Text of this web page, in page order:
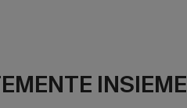
INSIEME